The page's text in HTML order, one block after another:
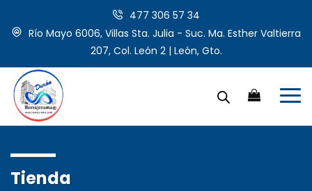
477 306 57 34
Río Mayo 6006, Villas Sta. Julia - Suc. Ma. Esther Valtierra
207, Col. León 2 | León, Gto.
Tienda